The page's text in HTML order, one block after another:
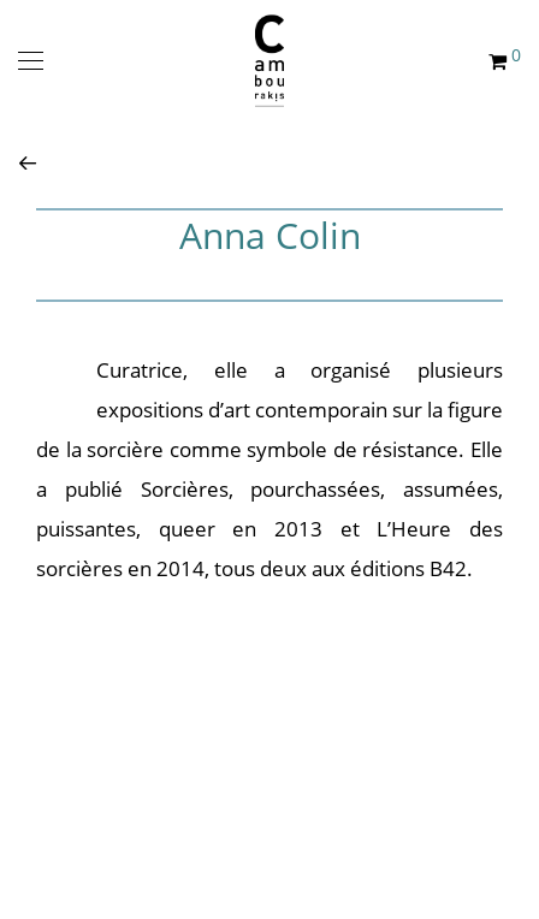
0
Anna Colin
Curatrice, elle a organisé plusieurs
expositions d’art contemporain sur la figure
de la sorcière comme symbole de résistance. Elle
a publié Sorcières, pourchassées, assumées,
puissantes, queer en 2013 et L’Heure des
sorcières en 2014, tous deux aux éditions B42.